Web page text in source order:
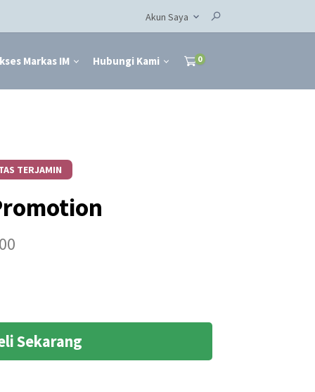
Akun Saya
Markas IM Hubungi Kami 0
TERJAMIN
Sekarang